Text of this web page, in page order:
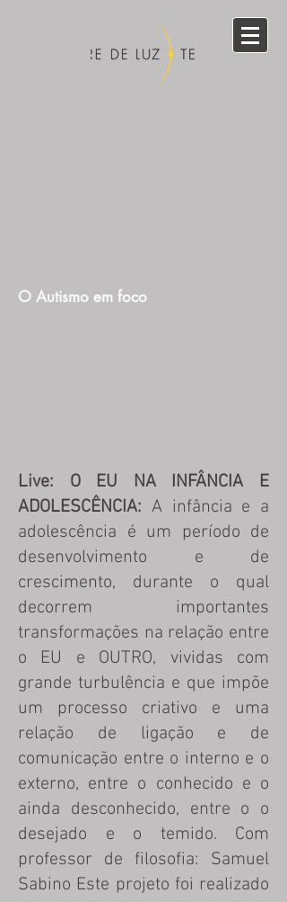
O Autismo em foco
Live: O EU NA INFÂNCIA E
ADOLESCÊNCIA: A infância e a
adolescência é um período de
desenvolvimento e de
crescimento, durante o qual
decorrem importantes
transformações na relação entre
o EU e OUTRO, vividas com
grande turbulência e que impõe
um processo criativo e uma
relação de ligação e de
comunicação entre o interno e o
externo, entre o conhecido e o
ainda desconhecido, entre o o
desejado e o temido. Com
professor de filosofia: Samuel
Sabino Este projeto foi realizado